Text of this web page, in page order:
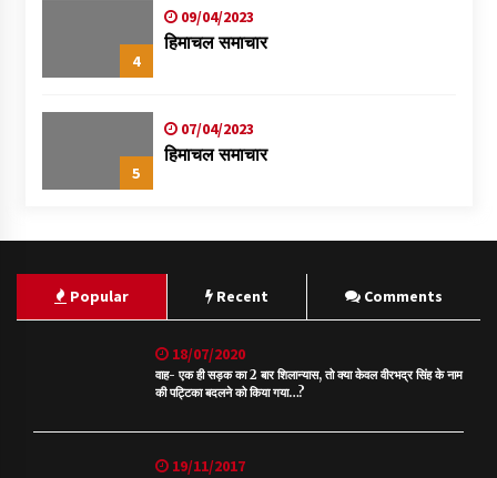
4
09/04/2023
हिमाचल समाचार
5
07/04/2023
हिमाचल समाचार
Popular Recent Comments
18/07/2020
वाह- एक ही सड़क का 2 बार शिलान्यास, तो क्या केवल वीरभद्र सिंह के नाम
की पट्टिका बदलने को किया गया…?
19/11/2017